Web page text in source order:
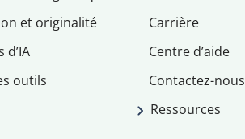
et originalité
d’IA
outils
Carrière
Centre d’aide
Contactez-nous
Ressources